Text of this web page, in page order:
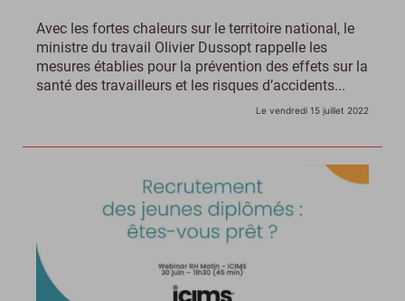
Avec les fortes chaleurs sur le territoire national, le
ministre du travail Olivier Dussopt rappelle les
mesures établies pour la prévention des effets sur la
santé des travailleurs et les risques d’accidents...
Le vendredi 15 juillet 2022